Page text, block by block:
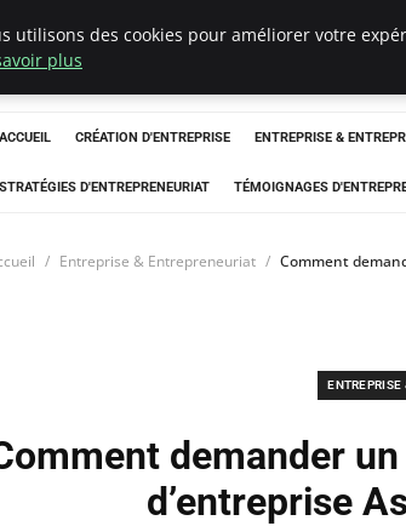
ACCUEIL CRÉATION D'ENTREPRISE ENTREPRISE &
STRATÉGIES D'ENTREPRENEURIAT TÉMOIGNAGES
Entreprise & Entrepreneuriat Comment
ENTREPRISE
demander
d’entreprise
utilisons des cookies pour améliorer votre
plus